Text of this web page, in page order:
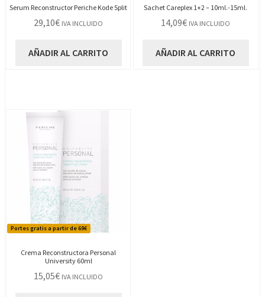
Serum Reconstructor Periche Kode Split
29,10€ IVA INCLUIDO
AÑADIR AL CARRITO
Sachet Careplex 1+2 – 10ml.-15ml.
14,09€ IVA INCLUIDO
AÑADIR AL CARRITO
Portes gratis a partir de 69€
Crema Reconstructora Personal
University 60ml
15,05€ IVA INCLUIDO